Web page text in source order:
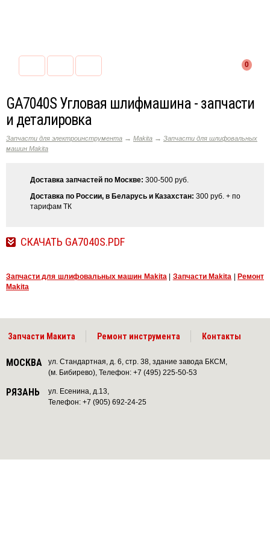
0
GA7040S Угловая шлифмашина - запчасти
и деталировка
Запчасти для электроинструмента → Makita → Запчасти для шлифовальных
машин Makita
Доставка запчастей по Москве: 300-500 руб.
Доставка по России, в Беларусь и Казахстан: 300 руб. + по
тарифам ТК
СКАЧАТЬ GA7040S.PDF
Запчасти для шлифовальных машин Makita| Запчасти Makita
Ремонт
Makita
Запчасти Макита Ремонт инструмента Контакты
МОСКВА
ул. Стандартная, д. 6, стр. 38, здание завода БКСМ,
(м. Бибирево), Телефон: +7 (495) 225-50-53
РЯЗАНЬ
ул. Есенина, д.13,
Телефон: +7 (905) 692-24-25